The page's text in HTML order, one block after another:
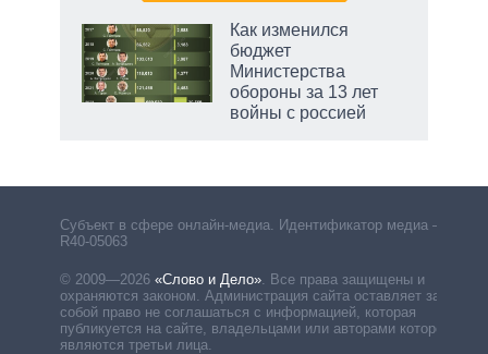
Как изменился
бюджет
Министерства
обороны за 13 лет
войны с россией
Субъект в сфере онлайн-медиа. Идентификатор медиа –
R40-05063
© 2009—2026 «Слово и Дело» Все права защищены и
охраняются законом. Администрация сайта оставляет за
собой право не соглашаться с информацией, которая
публикуется на сайте, владельцами или авторами которой
являются третьи лица.